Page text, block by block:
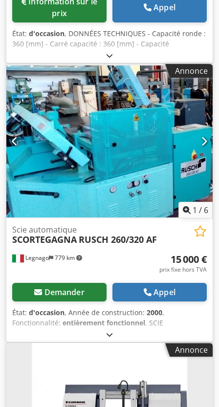
prix
Appel
État: d'occasion, DONNÉES TECHNIQUES - Capacité ronde :
360 [mm] - Carré capacité : 360 [mm] - Capacité
rectangulaire : 360 x 360 [mm] - Dimensions de la lame :
5250 x 41 x 1,3 [mm] - Puissance du moteur principal : 4
[kW] - Vitesses de coupe : 20 à 120 [m/min] Dcodeuhca
Ejpfx Agmjk - Dimensions de la machine : 1700 x 2000 x
2150 [mm] - Poids : 2600 [kg] ACCESSOIRES - Pupitre de
commande New advanced RÜSCH CNC - Vitesses de coupe
Variateur - Tension de la bande hydraulique - Brosse
motorisée de débourrage des copeaux - Réservoir de
lubrifiant avec pompe - Convoyeur à copeaux - Brouillard
d'huile pour scies tubulaires
Annonce
1 / 6
Legnago 779 km
Scie automatique
SCORTEGAGNA RUSCH 260/320 AF
15 000 €
prix fixe hors TVA
Demander Appel
État: d'occasion, Année de construction: 2000,
Fonctionnalité: entièrement fonctionnel, SCIE
AUTOMATIQUE D’OCCASION À TABLE ROTATIVE, MARQUE
RUSCH 260/320 AF, remise à neuf. DISPONIBLE EN
Annonce